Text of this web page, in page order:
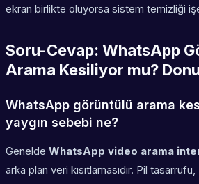
ekran birlikte oluyorsa sistem temizliği
Soru-Cevap: WhatsApp
Arama Kesiliyor mu?
WhatsApp görüntülü arama
yaygın sebebi ne?
Genelde WhatsApp video arama
arka plan veri kısıtlamasıdır. Pil